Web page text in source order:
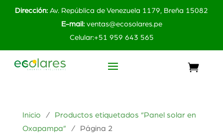
Dirección: Av. República de Venezuela 1179, Breña 15082
E-mail: ventas@ecosolares.pe
Celular:+51 959 643 565
Inicio / Productos etiquetados “Panel solar en
Oxapampa” / Página 2